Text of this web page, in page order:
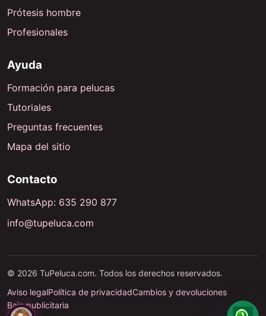
Prótesis hombre
Profesionales
Ayuda
Formación para pelucas
Tutoriales
Preguntas frecuentes
Mapa del sitio
Contacto
WhatsApp: 635 290 877
info@tupeluca.com
© 2026 TuPeluca.com. Todos los derechos reservados.
Aviso legalPolítica de privacidadCambios y devoluciones
Baja publicitaria